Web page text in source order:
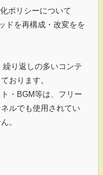
ポリシーについて
ドを再構成・改変をを
繰り返しの多いコンテ
おります。
・BGM等は、フリー
ルでも使用されてい
。